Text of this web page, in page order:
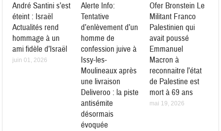
André Santini s’est
éteint : Israël
Actualités rend
hommage à un
ami fidèle d’Israël
juin 01, 2026
Alerte Info:
Tentative
d’enlèvement d’un
homme de
confession juive à
Issy-les-
Moulineaux après
une livraison
Deliveroo : la piste
antisémite
désormais
évoquée
Ofer Bronstein Le
Militant Franco
Palestinien qui
avait poussé
Emmanuel
Macron à
reconnaitre l’état
de Palestine est
mort à 69 ans
mai 19, 2026